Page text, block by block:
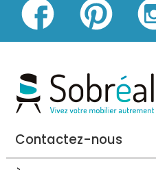
Contactez-nous